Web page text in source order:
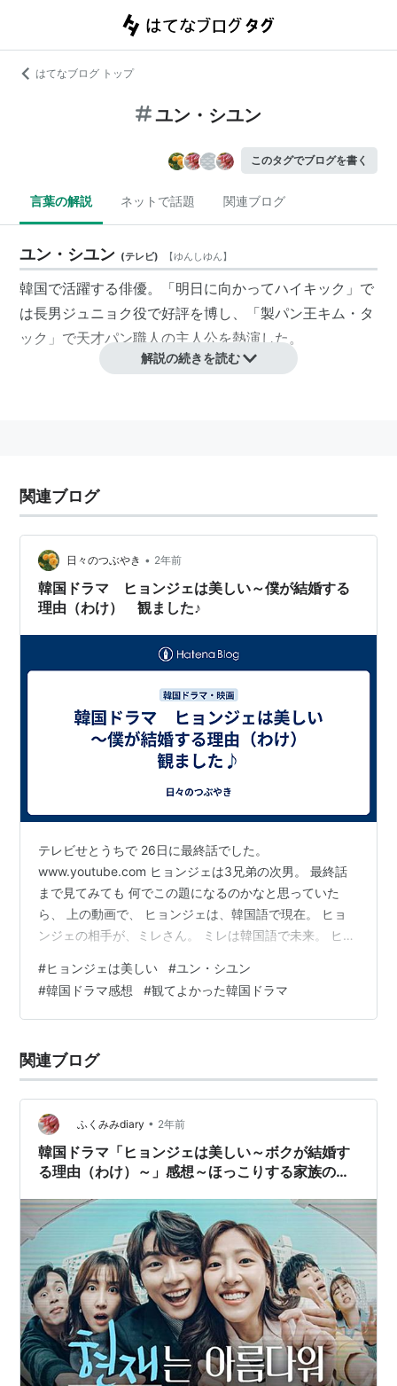
はてなブログ トップ
ユン・シユン
このタグでブログを書く
言葉の解説 ネットで話題 関連ブログ
ユン・シユン (テレビ) 【ゆんしゆん】
韓国で活躍する俳優。「明日に向かってハイキック 」で
は長男ジュニョク役で好評を博し、「製パン王キム・タ
ック」で天才パン職人の主人公を熱演した。
ク役）
解説の続きを読む
関連ブログ
日々のつぶやき • 2年前
韓国ドラマ ヒョンジェは美しい～僕が結婚する
理由（わけ） 観ました♪
テレビせとうちで 26日に最終話でした。
www.youtube.com ヒョンジェは3兄弟の次男。 最終話
まで見てみても 何でこの題になるのかなと思っていた
ら、 上の動画で、 ヒョンジェは、韓国語で現在。 ヒョ
ンジェの相手が、ミレさん。 ミレは韓国語で未来。 ヒョ
な。 祖父と両親が、未婚の3兄弟の結婚を望んで、 一番
最初に結婚した子に もっているマンションを譲ることに
するという。。。 上の二人は、当初結婚に興味がなく、
りしそうな勢いで話が進みます。 三兄弟のそれぞれのカ
ップルのお話。 それ…
#ヒョンジェは美しい #ユン・シユン
#韓国ドラマ感想 #観てよかった韓国ドラマ
関連ブログ
ふくみみdiary • 2年前
韓国ドラマ「ヒョンジェは美しい～ボクが結婚す
る理由（わけ）～」感想～ほっこりする家族の物